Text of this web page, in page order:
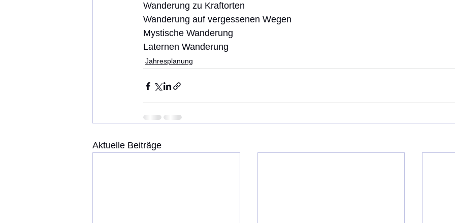
Wanderung zu Kraftorten
Wanderung auf vergessenen Wegen
Mystische Wanderung
Laternen Wanderung
Jahresplanung
Aktuelle Beiträge